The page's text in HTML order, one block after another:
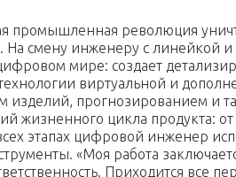
промышленная революция
На смену инженеру с линейкой
мире: создает
виртуальной и
изделий, прогнозированием и
жизненного цикла продукта:
этапах цифровой инженер
«Моя работа
Приходится все